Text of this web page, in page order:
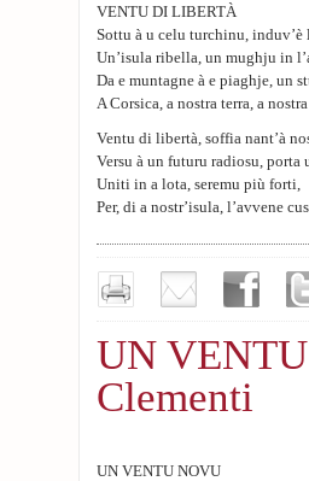
VENTU DI LIBERTÀ
Sottu à u celu turchinu, induv’è
Un’isula ribella, un mughju in
Da e muntagne à e piaghje, un
A Corsica, a nostra terra, a
Ventu di libertà, soffia nant’à
Versu à un futuru radiosu, porta
Uniti in a lota, seremu più forti,
Per, di a nostr’isula, l’avvene
UN
Clementi
UN VENTU NOVU